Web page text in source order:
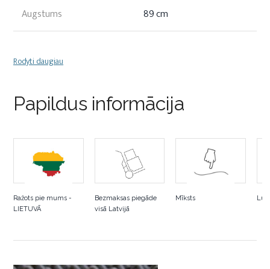
Augstums 89 cm
Rodyti daugiau
Papildus informācija
Ražots pie mums -
LIETUVĀ
Bezmaksas piegāde
visā Latvijā
Mīksts